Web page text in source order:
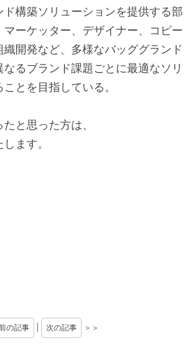
構築ソリューションを提供する部
ーケッター、デザイナー、コピー
開発など、多様なバッググランド
るブランド課題ごとに最適なソリ
とを目指している。
と思った方は、
ます。
の記事 次の記事 ＞＞